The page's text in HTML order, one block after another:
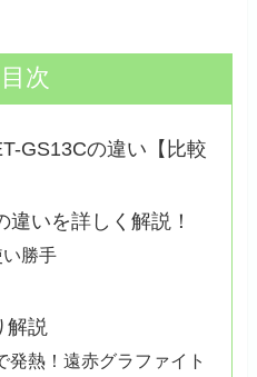
目次
GS13Cの違い【比較
違いを詳しく解説！
勝手
解説
熱！遠赤グラファイト